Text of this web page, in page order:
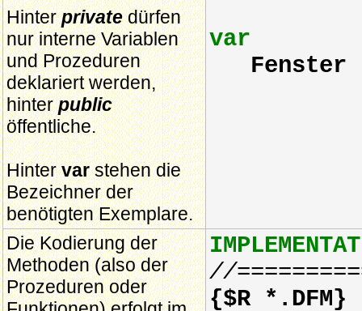
Hinterprivatedürfen
nur interne Variablen
und Prozeduren
deklariert werden,
hinterpublic
öffentliche.
Hintervarstehen die
Bezeichner der
benötigten Exemplare.
var
Fenster
Die Kodierung der
Methoden (also der
Prozeduren oder
//
{$R *.DFM}